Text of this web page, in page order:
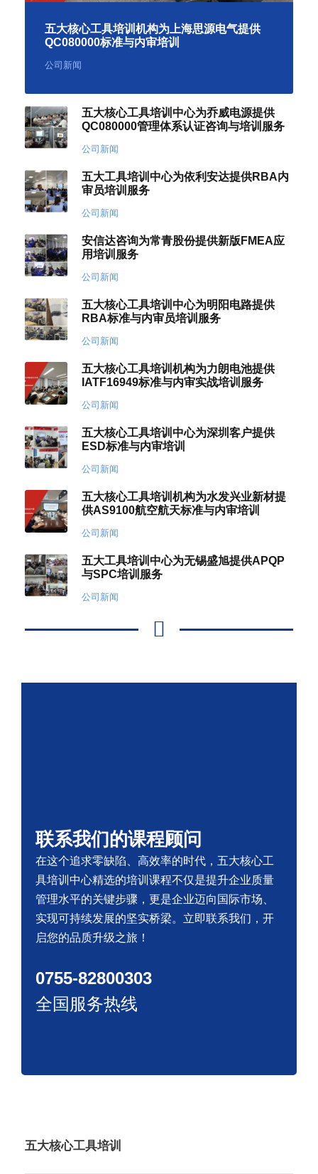
五大核心工具培训机构为上海思源电气提供
QC080000标准与内审培训
公司新闻
五大核心工具培训中心为乔威电源提供
QC080000管理体系认证咨询与培训服务
公司新闻
五大工具培训中心为依利安达提供RBA内
审员培训服务
公司新闻
安信达咨询为常青股份提供新版FMEA应
用培训服务
公司新闻
五大核心工具培训中心为明阳电路提供
RBA标准与内审员培训服务
公司新闻
五大核心工具培训机构为力朗电池提供
IATF16949标准与内审实战培训服务
公司新闻
五大核心工具培训中心为深圳客户提供
ESD标准与内审培训
公司新闻
五大核心工具培训机构为水发兴业新材提
供AS9100航空航天标准与内审培训
公司新闻
五大工具培训中心为无锡盛旭提供APQP
与SPC培训服务
公司新闻
联系我们的课程顾问
在这个追求零缺陷、高效率的时代，五大核心工
具培训中心精选的培训课程不仅是提升企业质量
管理水平的关键步骤，更是企业迈向国际市场、
实现可持续发展的坚实桥梁。立即联系我们，开
启您的品质升级之旅！
0755-82800303
全国服务热线
五大核心工具培训